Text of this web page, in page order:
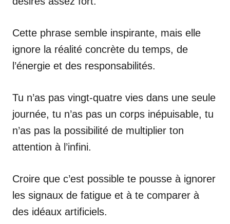
Cette phrase semble inspirante, mais elle
ignore la réalité concrète du temps, de
l’énergie et des responsabilités.
Tu n’as pas vingt-quatre vies dans une seule
journée, tu n’as pas un corps inépuisable, tu
n’as pas la possibilité de multiplier ton
attention à l’infini.
Croire que c’est possible te pousse à ignorer
les signaux de fatigue et à te comparer à
des idéaux artificiels.